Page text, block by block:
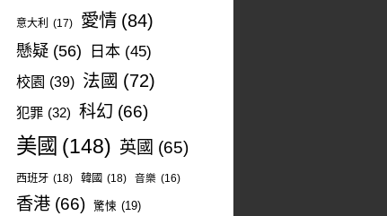
意大利 (17) 愛情 (84)
懸疑 (56) 日本 (45)
校園 (39) 法國 (72)
犯罪 (32) 科幻 (66)
美國 (148) 英國 (65)
西班牙 (18) 韓國 (18) 音樂 (16)
香港 (66) 驚悚 (19)